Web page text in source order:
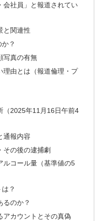
会社員」と報道されてい
と関連性
？
写真の有無
理由とは（報道倫理・プ
（2025年11月16日午前4
通報内容
その後の逮捕劇
ルコール量（基準値の5
？
るのか？
アカウントとその真偽